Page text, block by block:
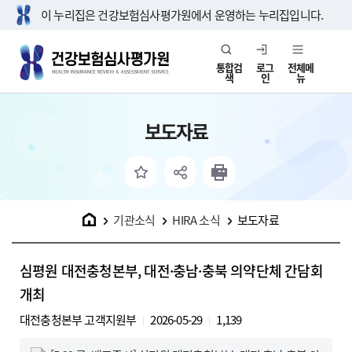
이 누리집은 건강보험심사평가원에서 운영하는 누리집입니다.
통합검
색
로그
인
전체메
뉴
보도자료
홈 기관소식 HIRA 소식 보도자료
심평원 대전충청본부, 대전·충남·충북 의약단체 간담회
개최
대전충청본부 고객지원부 2026-05-29 1,139